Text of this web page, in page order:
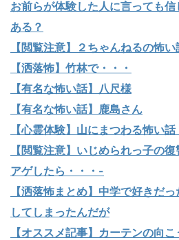
お前らが体験した人に言っても
ある？
【閲覧注意】２ちゃんねるの怖
【洒落怖】竹林で・・・
【有名な怖い話】八尺様
【有名な怖い話】鹿島さん
【心霊体験】山にまつわる怖い
【閲覧注意】いじめられっ子の
アゲしたら・・・-
【洒落怖まとめ】中学で好きだ
してしまったんだが
【オススメ記事】カーテンの向